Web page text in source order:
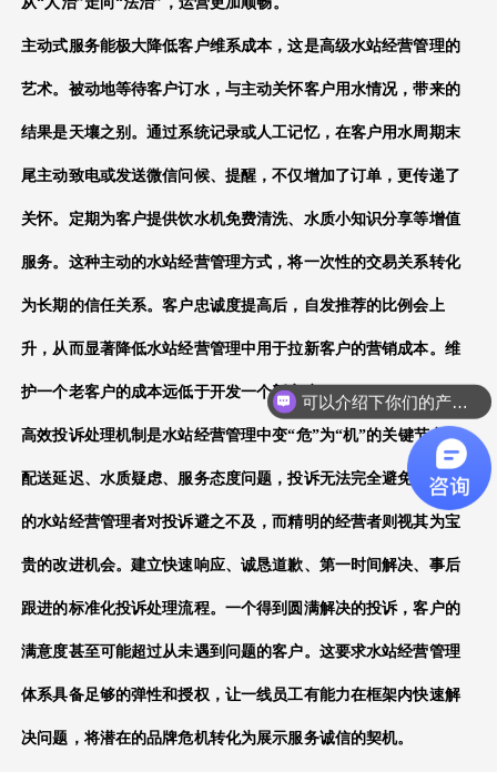
主动式服务能极大降低客户维系成本，这是高级水站经营管理的
艺术。被动地等待客户订水，与主动关怀客户用水情况，带来的
结果是天壤之别。通过系统记录或人工记忆，在客户用水周期末
尾主动致电或发送微信问候、提醒，不仅增加了订单，更传递了
关怀。定期为客户提供饮水机免费清洗、水质小知识分享等增值
服务。这种主动的水站经营管理方式，将一次性的交易关系转化
为长期的信任关系。客户忠诚度提高后，自发推荐的比例会上
升，从而显著降低水站经营管理中用于拉新客户的营销成本。维
护一个老客户的成本远低于开发一个新客户。
高效投诉处理机制是水站经营管理中变“危”为“机”的关键节点。
配送延迟、水质疑虑、服务态度问题，投诉无法完全避免。蹩脚
的水站经营管理者对投诉避之不及，而精明的经营者则视其为宝
贵的改进机会。建立快速响应、诚恳道歉、第一时间解决、事后
跟进的标准化投诉处理流程。一个得到圆满解决的投诉，客户的
满意度甚至可能超过从未遇到问题的客户。这要求水站经营管理
体系具备足够的弹性和授权，让一线员工有能力在框架内快速解
决问题，将潜在的品牌危机转化为展示服务诚信的契机。
可以介绍下你们的产品么？
怎么申请体验功能？